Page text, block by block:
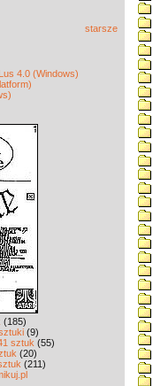
starsze
4.0 (Windows)
(185)
(9)
sztuk (55)
(20)
(211)